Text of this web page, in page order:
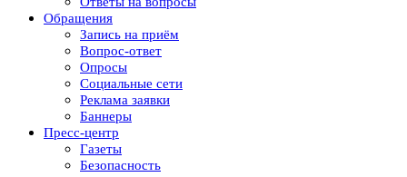
Обращения
Запись на приём
Вопрос-ответ
Опросы
Социальные сети
Реклама заявки
Баннеры
Пресс-центр
Газеты
Безопасность